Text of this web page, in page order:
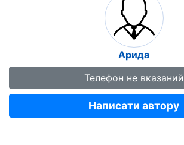
Арида
Телефон не вказаний
Написати автору